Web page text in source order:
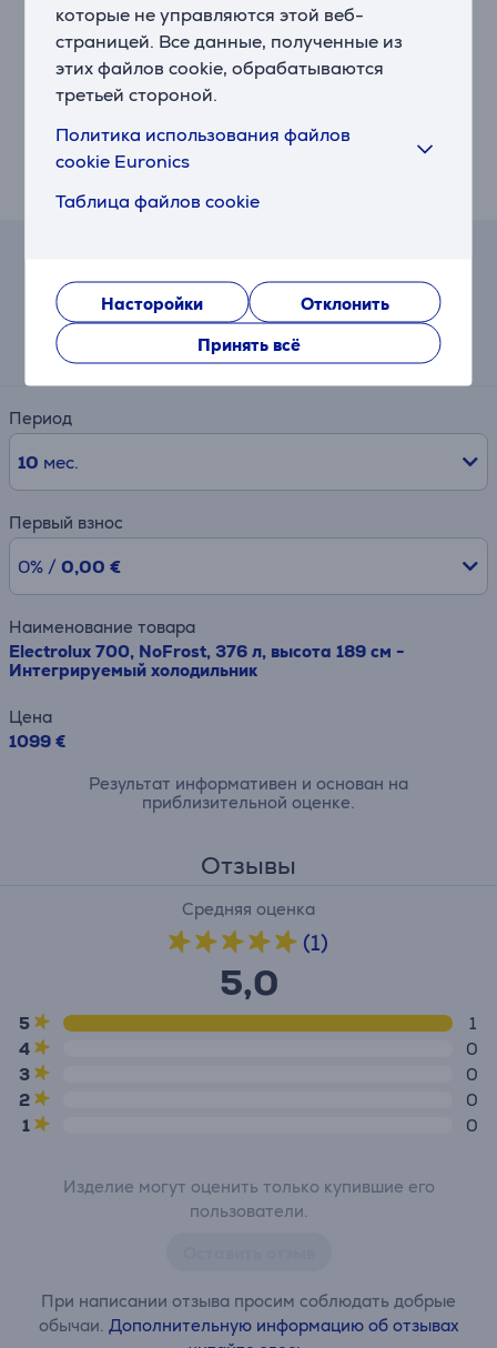
которые не управляются этой веб-
страницей. Все данные, полученные из
этих файлов cookie, обрабатываются
третьей стороной.
Политика использования файлов
cookie Euronics
Таблица файлов cookie
Насторойки
Отклонить
Принять всё
Всегда под контролем. С приложением Electrolux
Управляйте холодильником с Вашего смарт-
устройства. Получайте уведомления об открытой
двери, а также советы по обслуживанию для
поддержания максимальной производительности
Вашего холодильника. Узнайте, где и как лучше
хранить продукты в холодильнике, чтобы они не
Примерный размер ежемесячного платежа
110 €
Период
10 мес.
Первый взнос
0% / 0,00 €
Наименование товара
Electrolux 700, NoFrost, 376 л, высота 189 см -
Интегрируемый холодильник
Цена
1099 €
Результат информативен и основан на
приблизительной оценке.
Отзывы
Средняя оценка
(1)
5,0
5
1
4
0
3
0
2
0
1
0
Изделие могут оценить только купившие его
пользователи.
При написании отзыва просим соблюдать добрые
обычаи. Дополнительную информацию об отзывах